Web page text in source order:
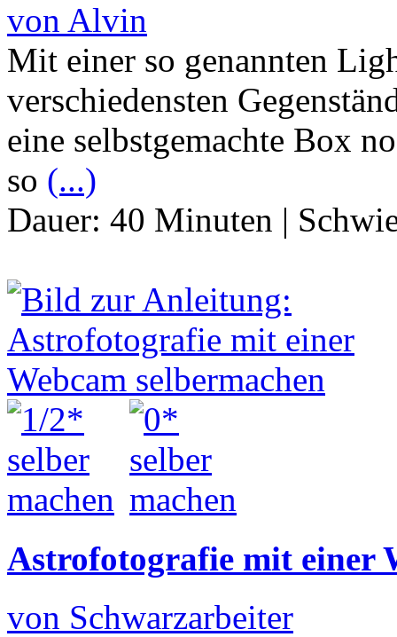
von Alvin
Mit einer so genannten
verschiedensten
eine selbstgemachte Box
so (...)
Dauer: 40 Minuten |
Astrofotografie mit einer
von Schwarzarbeiter